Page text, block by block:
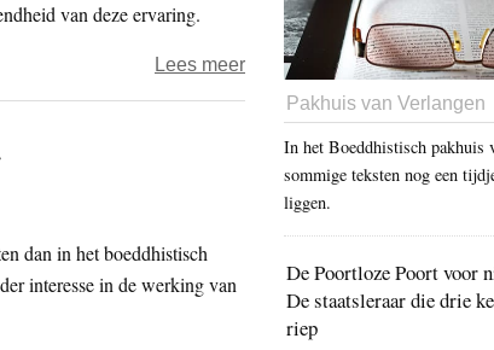
eigenlijk?
van deze ervaring.
Lees meerover
Ommekeer
dan in het boeddhistisch
interesse in de werking van
Pakhuis van Verlangen
In het Boeddhistisch pakhuis
sommige teksten nog een
liggen.
De Poortloze Poort voor
De staatsleraar die drie
riep